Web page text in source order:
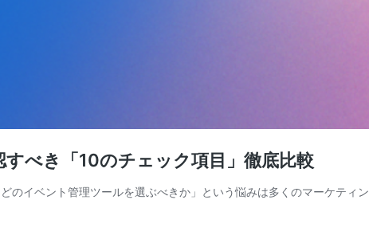
すべき「10のチェック項目」徹底比較
イベント管理ツールを選ぶべきか」という悩みは多くのマーケティ